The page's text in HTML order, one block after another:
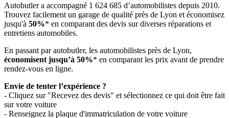
Autobutler a accompagné 1 624 685 d’automobilistes depuis 2010.
Trouvez facilement un garage de qualité près de Lyon et économisez
jusqu'à 50%* en comparant des devis sur diverses réparations et
entretiens automobiles.
En passant par autobutler, les automobilistes près de Lyon,
économisent jusqu’à 50%* en comparant les prix avant de prendre
rendez-vous en ligne.
Envie de tenter l’expérience ?
- Cliquez sur "Recevez des devis" et sélectionnez ce qui doit être fait
sur votre voiture
- Renseignez la plaque d'immatriculation de votre voiture